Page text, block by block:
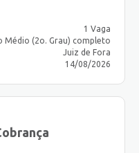
1 Vaga
Médio (2o. Grau) completo
Juiz de Fora
14/08/2026